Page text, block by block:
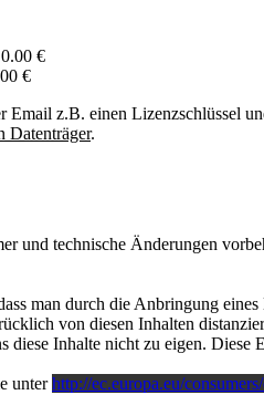
€
€
Email z.B. einen Lizenzschlüssel
Datenträger.
und technische Änderungen
man durch die Anbringung
von diesen Inhalten
diese Inhalte nicht zu eigen. Diese
unterhttp://ec.europa.eu/